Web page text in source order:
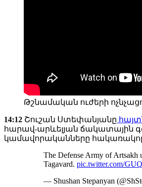
Թշնամական ուժերի
14:12 Շուշան Ստեփանյանը
հարավ-արևելյան ճակատային
կամավորականները
The Defense Army of Artsakh
Tagavard. pic.twitter.com/
— Shushan Stepanyan